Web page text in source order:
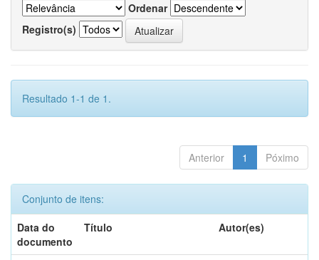
Ordenar
Registro(s)
Resultado 1-1 de 1.
Anterior 1 Póximo
Conjunto de itens:
Data do
documento
Título Autor(es)